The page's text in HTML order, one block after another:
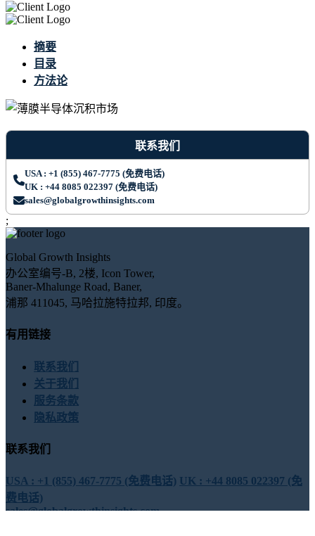
摘要
目录
方法论
联系我们
USA : +1 (855) 467-7775 (免费电话)
UK : +44 8085 022397 (免费电话)
sales@globalgrowthinsights.com
;
Global Growth Insights
办公室编号-B, 2楼, Icon Tower,
Baner-Mhalunge Road, Baner,
浦那 411045, 马哈拉施特拉邦, 印度。
有用链接
联系我们
关于我们
服务条款
隐私政策
联系我们
USA : +1 (855) 467-7775 (免费电话) UK : +44 8085 022397 (免
费电话)
sales@globalgrowthinsights.com